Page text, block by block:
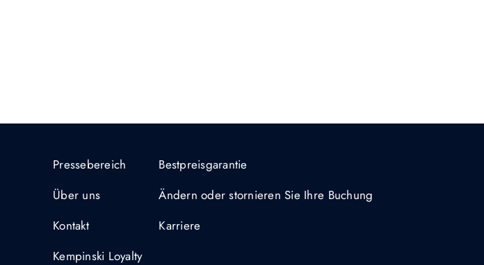
Pressebereich
Über uns
Kontakt
Kempinski Loyalty
Bestpreisgarantie
Ändern oder stornieren Sie Ihre Buchung
Karriere